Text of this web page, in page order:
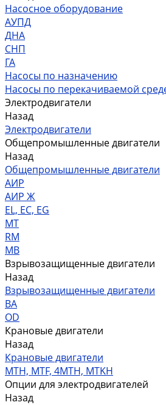
Насосное оборудование
АУПД
ДНА
СНП
ГА
Насосы по назначению
Насосы по перекачиваемой
Электродвигатели
Назад
Электродвигатели
Общепромышленные двигатели
Назад
Общепромышленные двигатели
АИР
АИР Ж
EL, EC, EG
MT
RM
MB
Взрывозащищенные двигатели
Назад
Взрывозащищенные двигатели
ВА
OD
Крановые двигатели
Назад
Крановые двигатели
MTH, MTF, 4MTH, MTKH
Опции для электродвигателей
Назад